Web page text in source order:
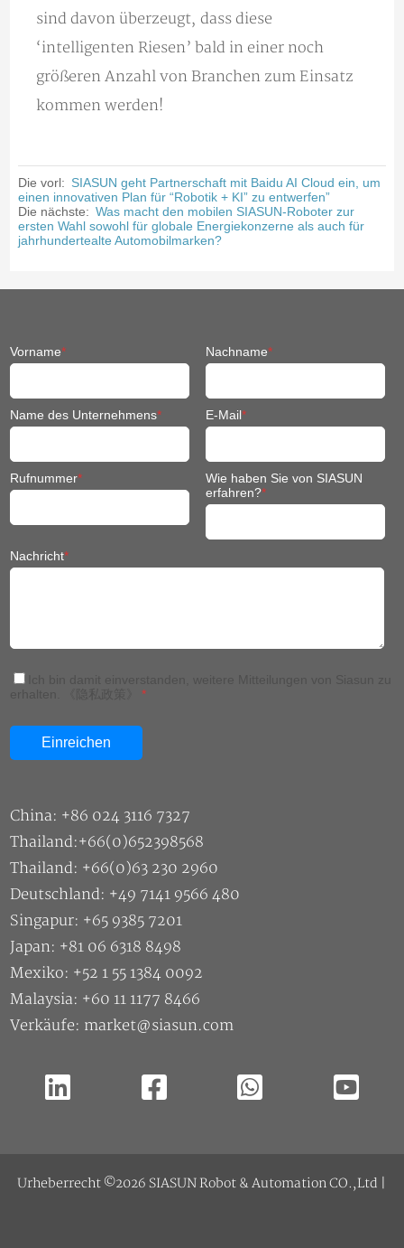
sind davon überzeugt, dass diese
‘intelligenten Riesen’ bald in einer noch
größeren Anzahl von Branchen zum Einsatz
kommen werden!
Die vorl: SIASUN geht Partnerschaft mit Baidu AI Cloud ein, um
einen innovativen Plan für “Robotik + KI” zu entwerfen”
Die nächste: Was macht den mobilen SIASUN-Roboter zur
ersten Wahl sowohl für globale Energiekonzerne als auch für
jahrhundertealte Automobilmarken?
Vorname* Nachname*
Name des Unternehmens* E-Mail*
Rufnummer*
Wie haben Sie von SIASUN
erfahren?*
Nachricht*
*
China: +86 024 3116 7327
Thailand:+66(0)652398568
Thailand: +66(0)63 230 2960
Deutschland: +49 7141 9566 480
Singapur: +65 9385 7201
Japan: +81 06 6318 8498
Mexiko: +52 1 55 1384 0092
Malaysia: +60 11 1177 8466
Verkäufe: market@siasun.com
Urheberrecht ©2026 SIASUN Robot & Automation CO.,Ltd |